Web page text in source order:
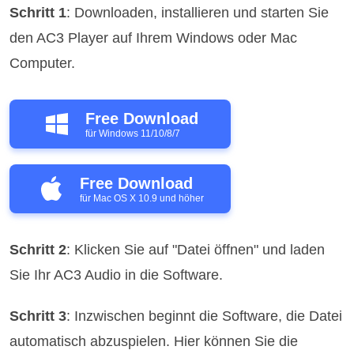
Schritt 1: Downloaden, installieren und starten Sie
den AC3 Player auf Ihrem Windows oder Mac
Computer.
Free Download
für Windows 11/10/8/7
Free Download
für Mac OS X 10.9 und höher
Schritt 2: Klicken Sie auf "Datei öffnen" und laden
Sie Ihr AC3 Audio in die Software.
Schritt 3: Inzwischen beginnt die Software, die Datei
automatisch abzuspielen. Hier können Sie die